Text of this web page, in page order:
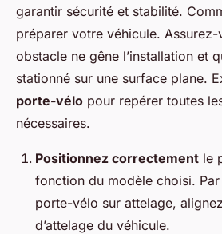
garantir sécurité et stabilité.
préparer votre véhicule. Assurez-
obstacle ne gêne l’installation et
stationné sur une surface plane.
porte-vélo pour repérer toutes
nécessaires.
Positionnez correctement le
fonction du modèle choisi.
porte-vélo sur attelage,
d’attelage du véhicule.